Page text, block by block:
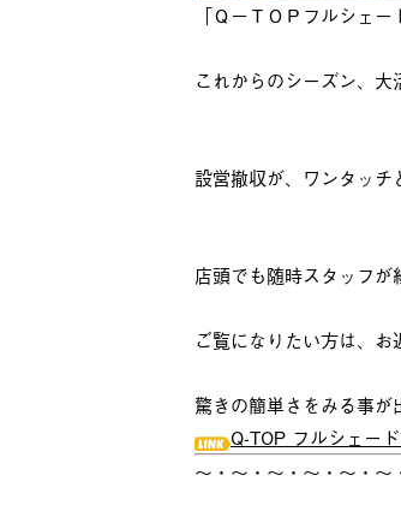
「Ｑ－ＴＯＰフルシェー
これからのシーズン、大
設営撤収が、ワンタッチ
店頭でも随時スタッフが
ご覧になりたい方は、お
驚きの簡単さをみる事が
Q-TOP フルシェー
～・～・～・～・～・